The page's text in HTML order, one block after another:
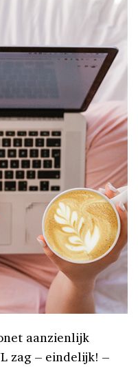
aanzienlijk
zag – eindelijk! –